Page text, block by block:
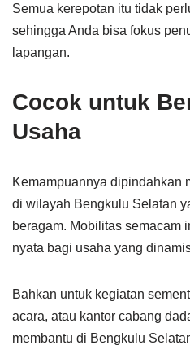
Semua kerepotan itu tidak
sehingga Anda bisa fokus
lapangan.
Cocok untuk
Usaha
Kemampuannya dipindahkan
di wilayah Bengkulu Selatan
beragam. Mobilitas semacam
nyata bagi usaha yang
Bahkan untuk kegiatan
acara, atau kantor cabang
membantu di Bengkulu